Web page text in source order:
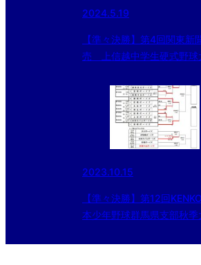
2024.5.19
【準々決勝】第4回関東新
売 上信越中学生硬式野球
2023.10.15
【準々決勝】第12回
本少年野球群馬県支部秋季